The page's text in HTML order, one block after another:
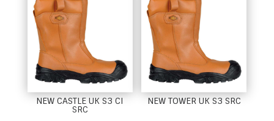
NEW CASTLE UK S3 CI
SRC
NEW TOWER UK S3 SRC